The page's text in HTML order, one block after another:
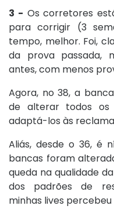
3 - Os corretores
para corrigir (3
tempo, melhor. Foi,
da prova passada,
antes, com menos
Agora, no 38, a
de alterar todos os
adaptá-los às
Aliás, desde o 36, é
bancas foram
queda na qualidade
dos padrões de
minhas lives